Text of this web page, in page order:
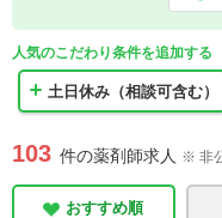
人気のこだわり条件を追加する
土日休み（相談可含む）
103 件の薬剤師求人 ※ 非
おすすめ順